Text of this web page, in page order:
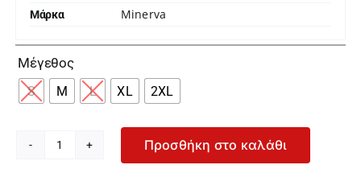
Μάρκα Minerva
Μέγεθος
S M L XL 2XL
Minerva
Προσθήκη στο καλάθι